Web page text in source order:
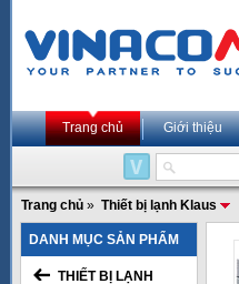
Trang chủ Giới thiệu
Trang chủ » Thiết bị lạnh Klaus
DANH MỤC SẢN PHẨM
THIẾT BỊ LẠNH